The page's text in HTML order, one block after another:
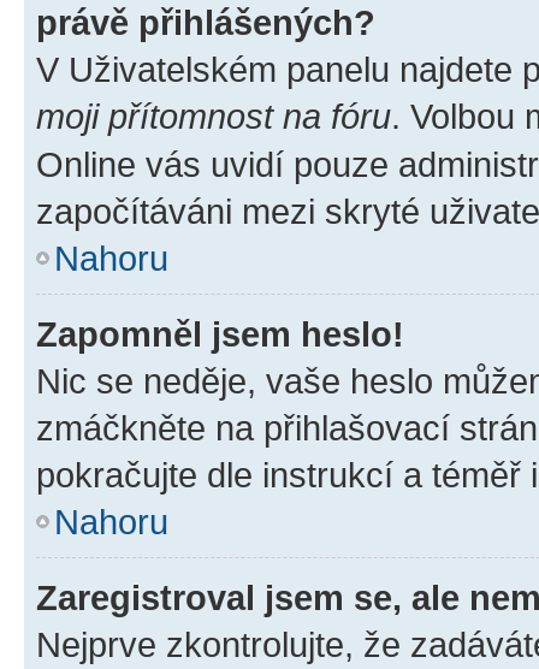
právě přihlášených?
V Uživatelském panelu najdete
moji přítomnost na fóru. Volbou
Online vás uvidí pouze
započítáváni mezi skryté
Nahoru
Zapomněl jsem heslo!
Nic se neděje, vaše heslo
zmáčkněte na přihlašovací
pokračujte dle instrukcí a téměř
Nahoru
Zaregistroval jsem se, ale
Nejprve zkontrolujte, že